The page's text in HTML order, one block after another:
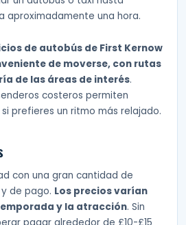
aproximadamente una hora.
de autobús de First Kernow
de moverse, con rutas
de las áreas de interés.
costeros permiten
prefieres un ritmo más relajado.
con una gran cantidad de
de pago. Los precios varían
y la atracción. Sin